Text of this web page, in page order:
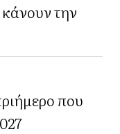
την
που